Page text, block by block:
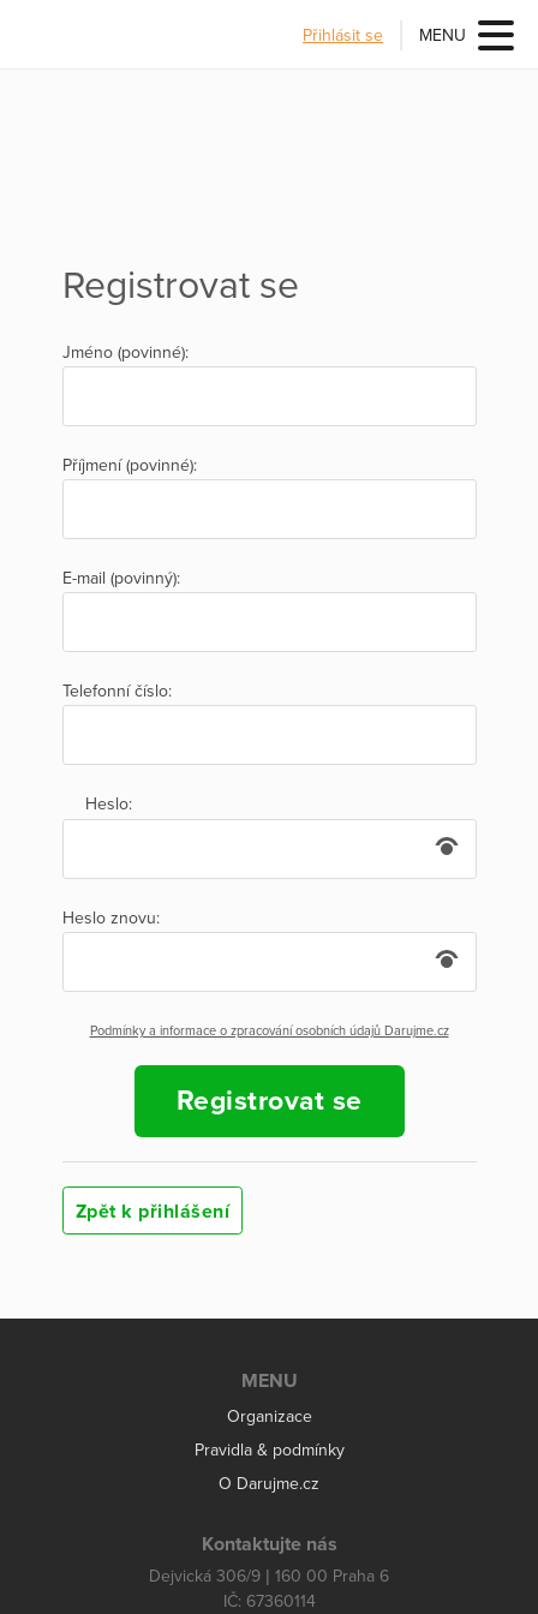
Přihlásit se MENU
Registrovat se
Jméno (povinné):
Příjmení (povinné):
E-mail (povinný):
Telefonní číslo:
Heslo:
Heslo znovu:
Podmínky a informace o zpracování osobních údajů Darujme.cz
Registrovat se
Zpět k přihlášení
MENU
Organizace
Pravidla & podmínky
O Darujme.cz
Kontaktujte nás
Dejvická 306/9 | 160 00 Praha 6
IČ: 67360114